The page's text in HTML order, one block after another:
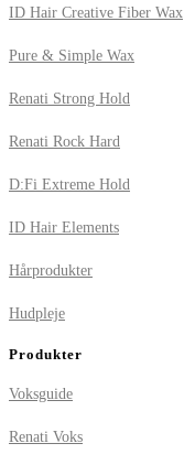
ID Hair Creative Fiber Wax
Pure & Simple Wax
Renati Strong Hold
Renati Rock Hard
D:Fi Extreme Hold
ID Hair Elements
Hårprodukter
Hudpleje
Produkter
Voksguide
Renati Voks